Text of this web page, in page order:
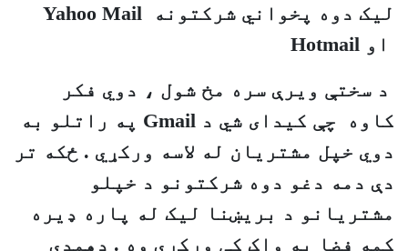
ليک دوه پخواني شرکتونه Yahoo Mail
او Hotmail
د سختې ويرې سره مخ شول ، دوي فکر
کاوه چې کيدای شي د Gmail په راتلو به
دوي خپل مشتريان له لاسه ورکړي . ځکه تر
دې دمه دغو دوه شرکتونو د خپلو
مشتريانو د بريښنا ليک له پاره ډيره
کمه فضا په واک کې ورکړې وه . دهمدې